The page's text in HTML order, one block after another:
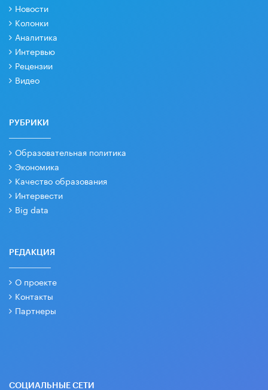
Новости
Колонки
Аналитика
Интервью
Рецензии
Видео
РУБРИКИ
Образовательная политика
Экономика
Качество образования
Интервести
Big data
РЕДАКЦИЯ
О проекте
Контакты
Партнеры
СОЦИАЛЬНЫЕ СЕТИ